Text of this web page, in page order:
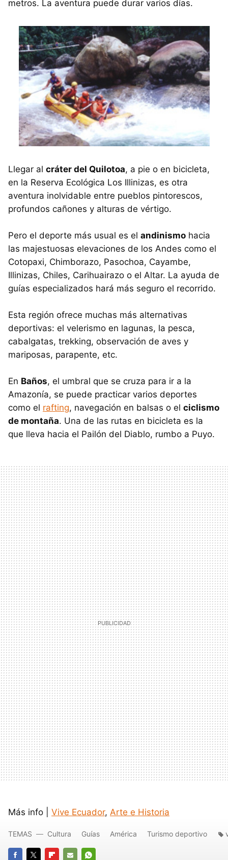
metros. La aventura puede durar varios días.
Llegar al cráter del Quilotoa, a pie o en bicicleta,
en la Reserva Ecológica Los Illinizas, es otra
aventura inolvidable entre pueblos pintorescos,
profundos cañones y alturas de vértigo.
Pero el deporte más usual es el andinismo hacia
las majestuosas elevaciones de los Andes como el
Cotopaxi, Chimborazo, Pasochoa, Cayambe,
Illinizas, Chiles, Carihuairazo o el Altar. La ayuda de
guías especializados hará más seguro el recorrido.
Esta región ofrece muchas más alternativas
deportivas: el velerismo en lagunas, la pesca,
cabalgatas, trekking, observación de aves y
mariposas, parapente, etc.
En Baños, el umbral que se cruza para ir a la
Amazonía, se puede practicar varios deportes
como el rafting, navegación en balsas o el ciclismo
de montaña. Una de las rutas en bicicleta es la
que lleva hacia el Pailón del Diablo, rumbo a Puyo.
Más info | Vive Ecuador, Arte e Historia
TEMAS Cultura Guías América Turismo deportivo